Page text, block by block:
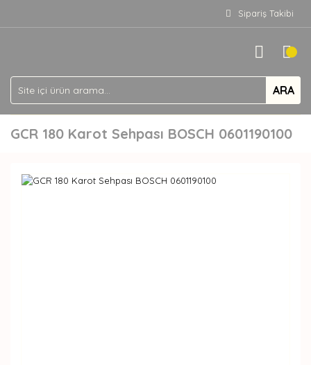
Sipariş Takibi
ARA
GCR 180 Karot Sehpası BOSCH 0601190100